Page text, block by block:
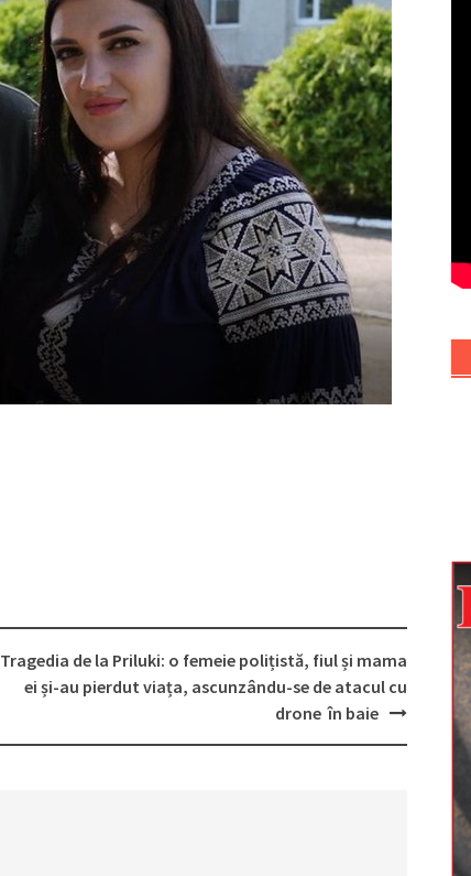
Tragedia de la Priluki: o femeie polițistă, fiul și mama
ei și-au pierdut viața, ascunzându-se de atacul cu
drone în baie